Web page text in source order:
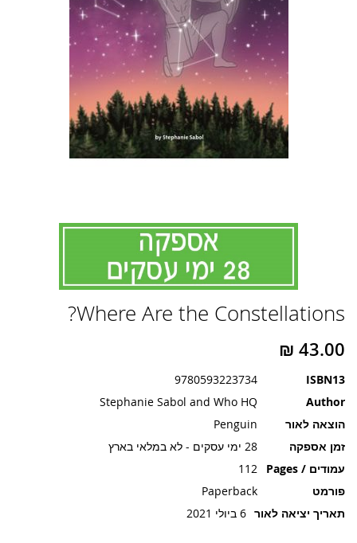
Where Are the Constellations?
ISBN13
9780593223734
Author
Stephanie Sabol and Who HQ
הוצאה לאור
Penguin
זמן אספקה
28 ימי עסקים - לא במלאי בארץ
עמודים / Pages
112
פורמט
Paperback
תאריך יציאה לאור 6 ביולי 2021
להתחלה
גלריית
תמונות